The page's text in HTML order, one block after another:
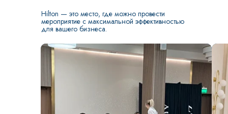
Hilton — это место, где можно провести
мероприятие с максимальной эффективностью
для вашего бизнеса.